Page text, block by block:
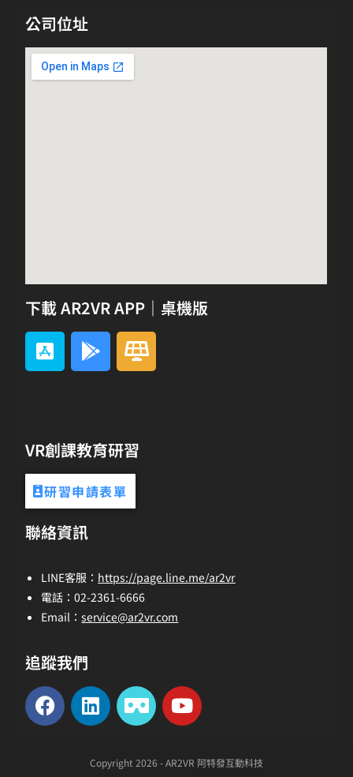
公司位址
下載 AR2VR APP｜桌機版
VR創課教育研習
研習申請表單
聯絡資訊
LINE客服： https://page.line.me/ar2vr
電話：02-2361-6666
Email：service@ar2vr.com
追蹤我們
Copyright 2026 - AR2VR 阿特發互動科技